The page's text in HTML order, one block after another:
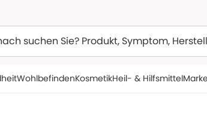
WohlbefindenKosmetikHeil- & Hilfsmittel